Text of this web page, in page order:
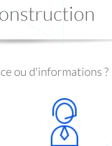
ou d'informations ?